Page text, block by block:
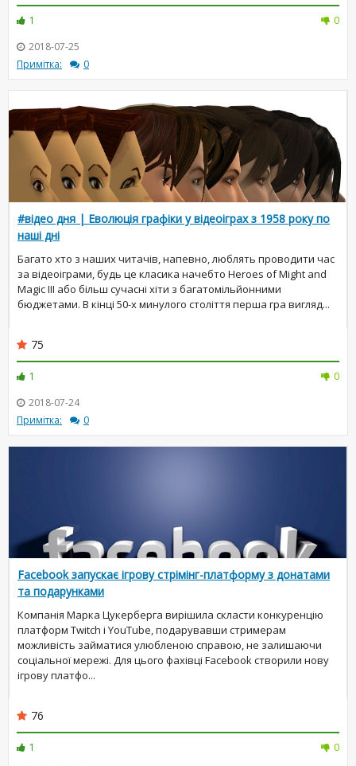
1
0
2018-07-25
Примітка:
0
#відео дня | Еволюція графіки у відеоіграх з 1958 року по
наші дні
Багато хто з наших читачів, напевно, люблять проводити час
за відеоіграми, будь це класика начебто Heroes of Might and
Magic III або більш сучасні хіти з багатомільйонними
бюджетами. В кінці 50-х минулого століття перша гра вигляд...
75
1
0
2018-07-24
Примітка:
0
Facebook запускає ігрову стрімінг-платформу з донатами
та подарунками
Компанія Марка Цукерберга вирішила скласти конкуренцію
платформ Twitch і YouTube, подарувавши стримерам
можливість займатися улюбленою справою, не залишаючи
соціальної мережі. Для цього фахівці Facebook створили нову
ігрову платфо...
76
1
0